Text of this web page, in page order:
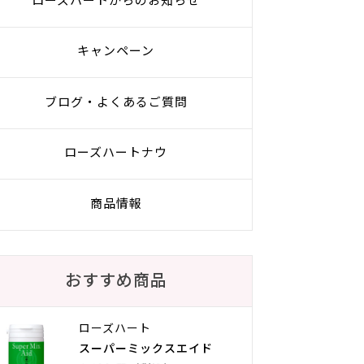
キャンペーン
ブログ・よくあるご質問
ローズハートナウ
商品情報
おすすめ商品
ローズハート
スーパーミックスエイド